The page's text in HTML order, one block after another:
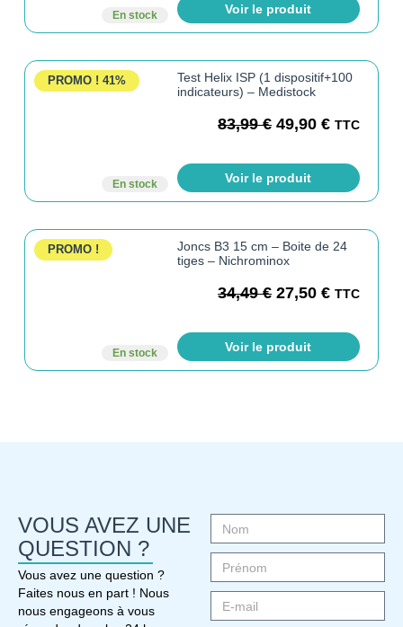
En stock Voir le produit
PROMO ! 41%
En stock
Test Helix ISP (1 dispositif+100
indicateurs) – Medistock
83,99€ 49,90€ TTC
Voir le produit
PROMO !
En stock
Joncs B3 15 cm – Boite de 24
tiges – Nichrominox
34,49€ 27,50€ TTC
Voir le produit
VOUS AVEZ UNE
QUESTION ?
Vous avez une question ?
Faites nous en part ! Nous
nous engageons à vous